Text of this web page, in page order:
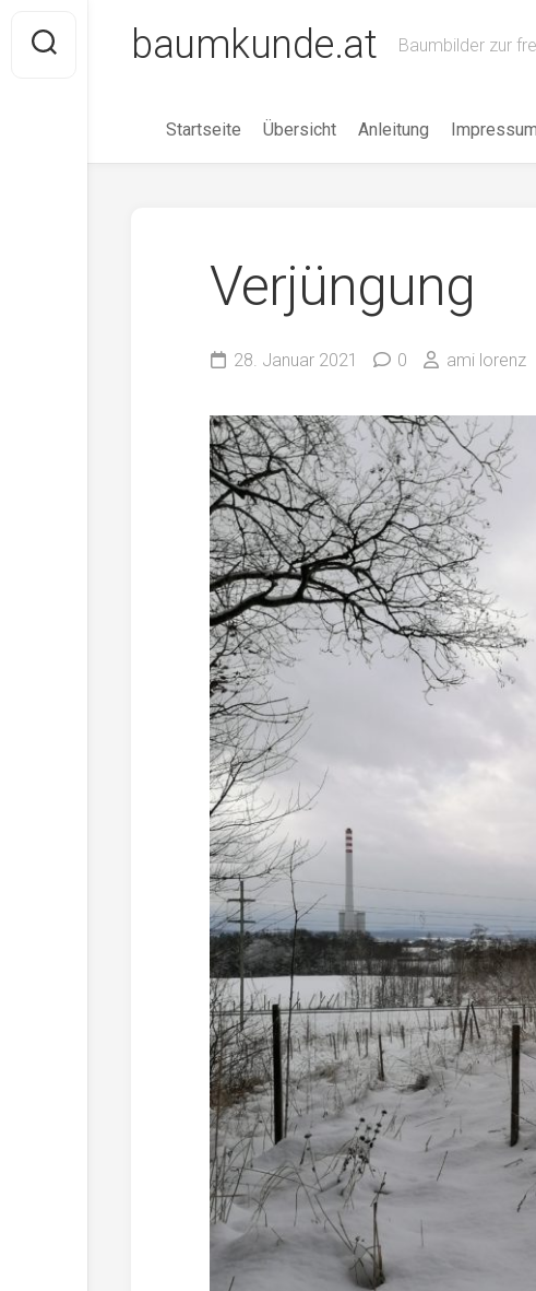
content
baumkunde.at Baumbilder zur
Startseite Übersicht Anleitung Impressum
Verjüngung
28. Januar 2021 0 ami lorenz